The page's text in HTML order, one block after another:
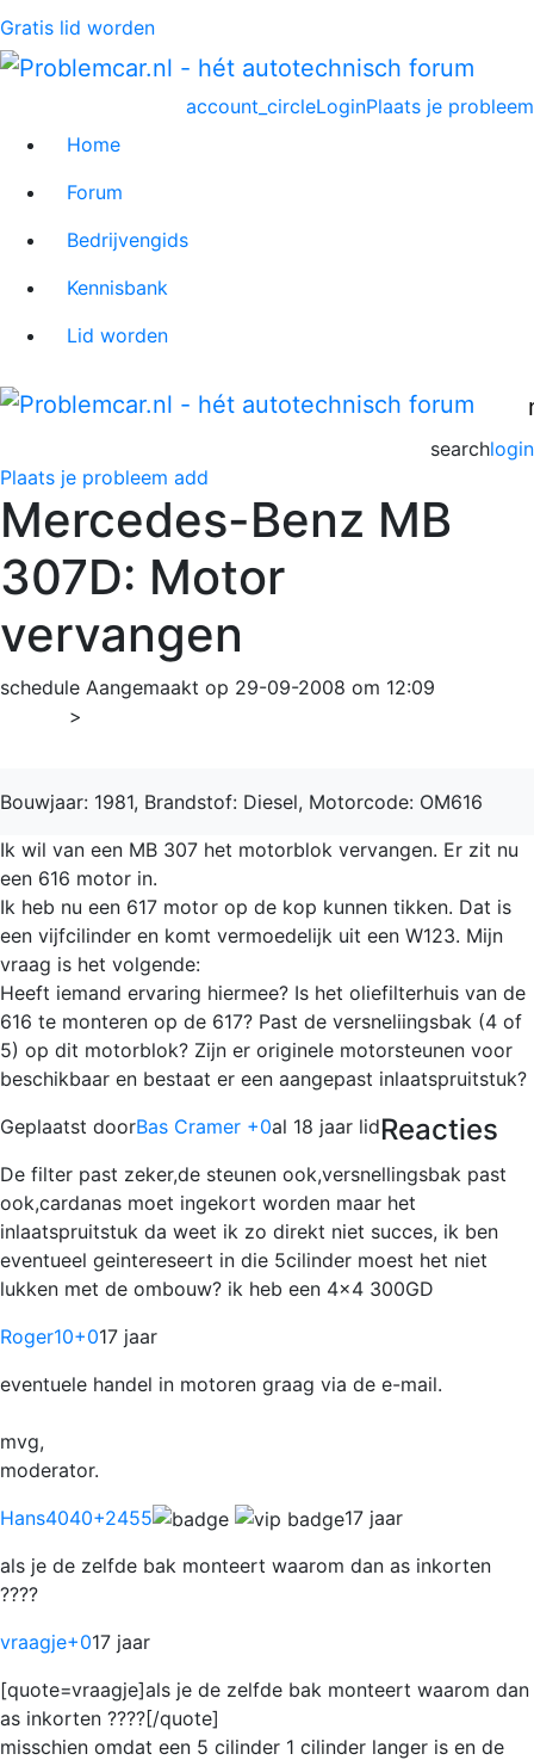
Gratis lid worden
Plaats je probleem
account_circleLogin
Home
Forum
Bedrijvengids
Kennisbank
Lid worden
login
search
Plaats je probleem add
Mercedes-Benz MB
307D: Motor
vervangen
schedule Aangemaakt op 29-09-2008 om 12:09
>
Bouwjaar: 1981, Brandstof: Diesel, Motorcode: OM616
Ik wil van een MB 307 het motorblok vervangen. Er zit nu
een 616 motor in.
Ik heb nu een 617 motor op de kop kunnen tikken. Dat is
een vijfcilinder en komt vermoedelijk uit een W123. Mijn
vraag is het volgende:
Heeft iemand ervaring hiermee? Is het oliefilterhuis van de
616 te monteren op de 617? Past de versneliingsbak (4 of
5) op dit motorblok? Zijn er originele motorsteunen voor
beschikbaar en bestaat er een aangepast inlaatspruitstuk?
Geplaatst doorBas Cramer +0al 18 jaar lidReacties
De filter past zeker,de steunen ook,versnellingsbak past
ook,cardanas moet ingekort worden maar het
inlaatspruitstuk da weet ik zo direkt niet succes, ik ben
eventueel geintereseert in die 5cilinder moest het niet
lukken met de ombouw? ik heb een 4x4 300GD
Roger10+017 jaar
eventuele handel in motoren graag via de e-mail.
mvg,
moderator.
Hans4040+2455
17 jaar
als je de zelfde bak monteert waarom dan as inkorten
????
vraagje+017 jaar
[quote=vraagje]als je de zelfde bak monteert waarom dan
as inkorten ????[/quote]
misschien omdat een 5 cilinder 1 cilinder langer is en de